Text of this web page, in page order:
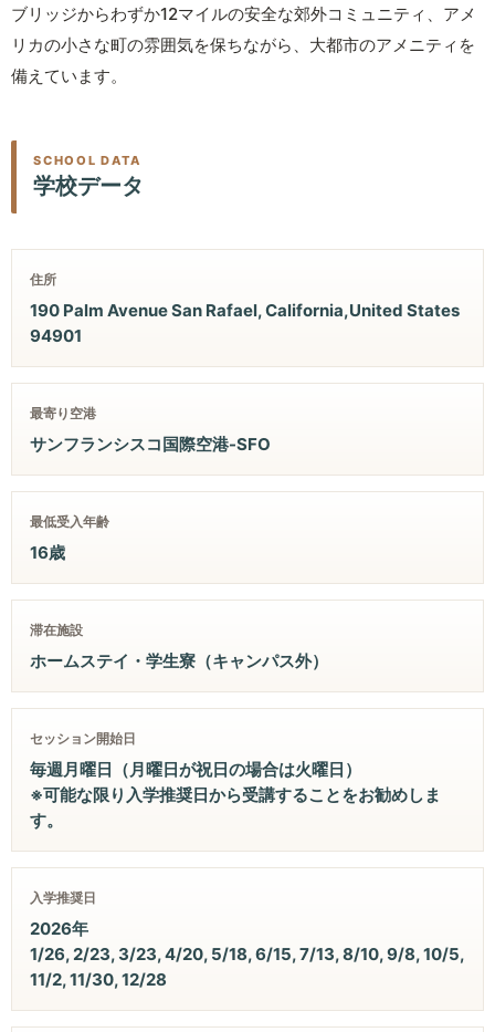
ブリッジからわずか12マイルの安全な郊外コミュニティ、アメ
リカの小さな町の雰囲気を保ちながら、大都市のアメニティを
備えています。
SCHOOL DATA
学校データ
住所
190 Palm Avenue San Rafael, California,United States
94901
最寄り空港
サンフランシスコ国際空港-SFO
最低受入年齢
16歳
滞在施設
ホームステイ・学生寮（キャンパス外）
セッション開始日
毎週月曜日（月曜日が祝日の場合は火曜日）
※可能な限り入学推奨日から受講することをお勧めしま
す。
入学推奨日
2026年
1/26, 2/23, 3/23, 4/20, 5/18, 6/15, 7/13, 8/10, 9/8, 10/5,
11/2, 11/30, 12/28